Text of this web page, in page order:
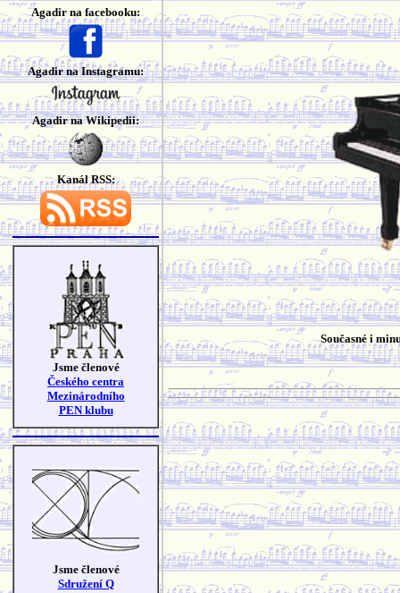
Agadir na facebooku:
Agadir na Instagramu:
Agadir na Wikipedii:
Kanál RSS:
Jsme členové
Českého centra
Mezinárodního
PEN klubu
Jsme členové
Sdružení Q
Současné i